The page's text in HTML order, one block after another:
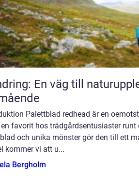
En väg till
Palettblad redhead är en
favorit hos trädgårdsentusiaster
och unika mönster gör den till ett
kommer vi att u...
Bergholm